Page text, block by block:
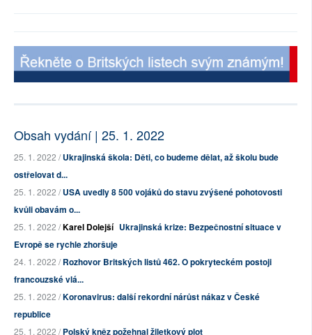
Obsah vydání | 25. 1. 2022
25. 1. 2022 /Ukrajinská škola: Děti, co budeme dělat, až školu bude
ostřelovat d...
25. 1. 2022 /USA uvedly 8 500 vojáků do stavu zvýšené pohotovosti
kvůli obavám o...
25. 1. 2022 /Karel Dolejší Ukrajinská krize: Bezpečnostní situace v
Evropě se rychle zhoršuje
24. 1. 2022 /Rozhovor Britských listů 462. O pokryteckém postoji
francouzské vlá...
25. 1. 2022 /Koronavirus: další rekordní nárůst nákaz v České
republice
25. 1. 2022 /Polský kněz požehnal žiletkový plot